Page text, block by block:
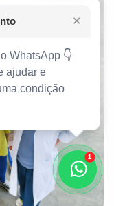
1
✕
WhatsApp 👇
ajudar e
condição